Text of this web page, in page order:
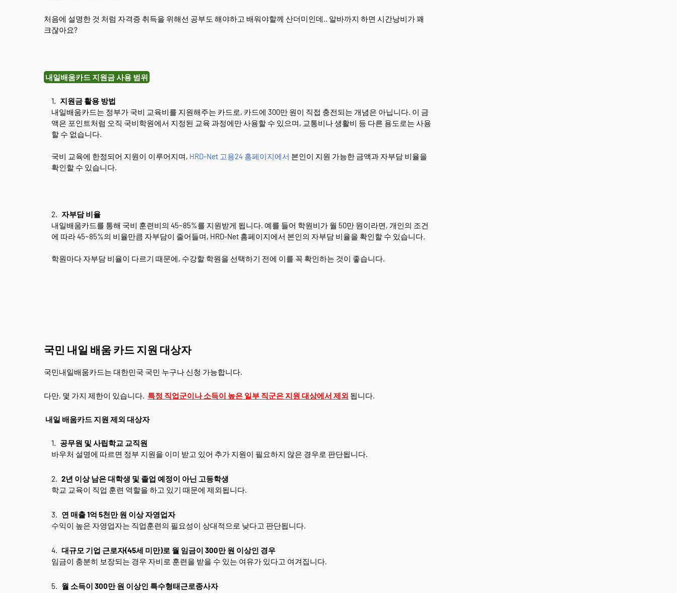
처음에 설명한 것 처럼 자격증 취득을 위해선 공부도 해야하고 배워야할께 산더미인데.. 알바까지 하면 시간낭비가 꽤
크잖아요?
내일배움카드 지원금 사용 범위
지원금 활용 방법
내일배움카드는 정부가 국비 교육비를 지원해주는 카드로, 카드에 300만 원이 직접 충전되는 개념은 아닙니다. 이 금
액은 포인트처럼 오직 국비학원에서 지정된 교육 과정에만 사용할 수 있으며, 교통비나 생활비 등 다른 용도로는 사용
할 수 없습니다.
국비 교육에 한정되어 지원이 이루어지며, HRD-Net 고용24 홈페이지에서 본인이 지원 가능한 금액과 자부담 비율을
확인할 수 있습니다.
자부담 비율
내일배움카드를 통해 국비 훈련비의 45~85%를 지원받게 됩니다. 예를 들어 학원비가 월 50만 원이라면, 개인의 조건
에 따라 45~85%의 비율만큼 자부담이 줄어들며, HRD-Net 홈페이지에서 본인의 자부담 비율을 확인할 수 있습니다.
학원마다 자부담 비율이 다르기 때문에, 수강할 학원을 선택하기 전에 이를 꼭 확인하는 것이 좋습니다.
국민 내일 배움 카드 지원 대상자
국민내일배움카드는 대한민국 국민 누구나 신청 가능합니다.
다만, 몇 가지 제한이 있습니다. 특정 직업군이나 소득이 높은 일부 직군은 지원 대상에서 제외 됩니다.
내일 배움카드 지원 제외 대상자
공무원 및 사립학교 교직원
바우처 설명에 따르면 정부 지원을 이미 받고 있어 추가 지원이 필요하지 않은 경우로 판단됩니다.
2년 이상 남은 대학생 및 졸업 예정이 아닌 고등학생
학교 교육이 직업 훈련 역할을 하고 있기 때문에 제외됩니다.
연 매출 1억 5천만 원 이상 자영업자
수익이 높은 자영업자는 직업훈련의 필요성이 상대적으로 낮다고 판단됩니다.
대규모 기업 근로자(45세 미만)로 월 임금이 300만 원 이상인 경우
임금이 충분히 보장되는 경우 자비로 훈련을 받을 수 있는 여유가 있다고 여겨집니다.
월 소득이 300만 원 이상인 특수형태근로종사자